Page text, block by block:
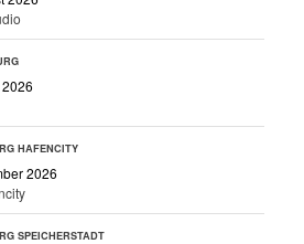
HAFENCITY
2026
SPEICHERSTADT